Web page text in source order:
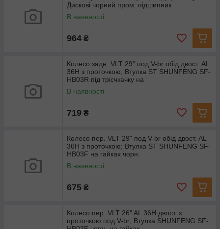
Дискові чорний пром. підшипник
В наявності
964 ₴
Колесо задн. VLT 29" под V-br обід двост. AL
36H з проточкою; Втулка ST SHUNFENG SF-
HB03R під трісчкачку на
В наявності
719 ₴
Колесо пер. VLT 29" под V-br обід двост. AL
36H з проточкою; Втулка ST SHUNFENG SF-
HB03F на гайках чорн.
В наявності
675 ₴
Колесо пер. VLT 26" AL 36H двост. з
проточкою под V-br; Втулка SHUNFENG SF-